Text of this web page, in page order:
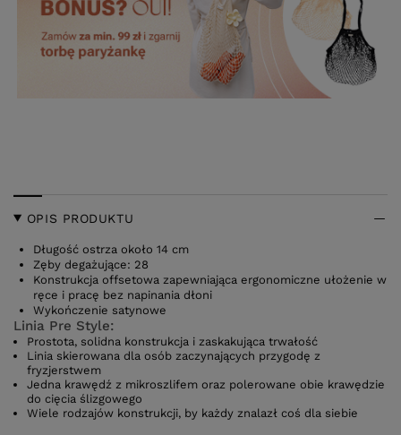
OPIS PRODUKTU
Długość ostrza około 14 cm
Zęby degażujące: 28
Konstrukcja offsetowa zapewniająca ergonomiczne ułożenie w
ręce i pracę bez napinania dłoni
Wykończenie satynowe
Linia Pre Style:
Prostota, solidna konstrukcja i zaskakująca trwałość
Linia skierowana dla osób zaczynających przygodę z
fryzjerstwem
Jedna krawędź z mikroszlifem oraz polerowane obie krawędzie
do cięcia ślizgowego
Wiele rodzajów konstrukcji, by każdy znalazł coś dla siebie